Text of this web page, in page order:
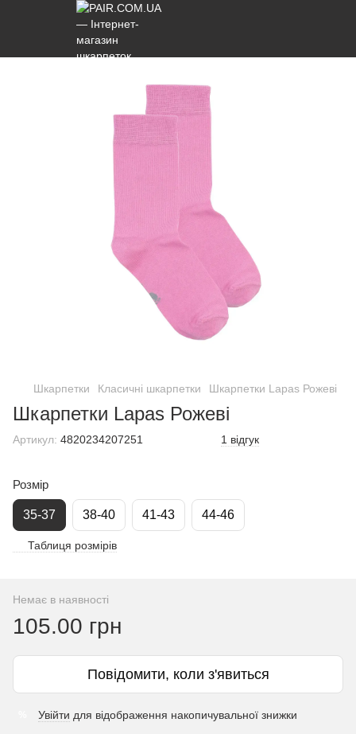
Шкарпетки Класичні шкарпетки Шкарпетки Lapas Рожеві
Шкарпетки Lapas Рожеві
Артикул: 4820234207251 1 відгук
Розмір
35-37 38-40 41-43 44-46
Таблиця розмірів
Немає в наявності
105.00 грн
Повідомити, коли з'явиться
Увійти для відображення накопичувальної знижки